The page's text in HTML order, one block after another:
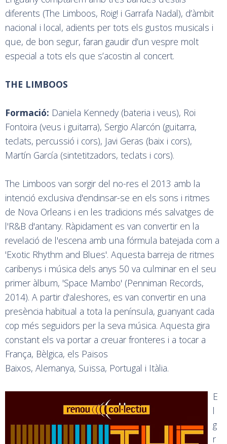
diferents (The Limboos, Roig! i Garrafa Nadal), d’àmbit
nacional i local, adients per tots els gustos musicals i
que, de bon segur, faran gaudir d’un vespre molt
especial a tots els que s’acostin al concert.
THE LIMBOOS
Formació: Daniela Kennedy (bateria i veus), Roi
Fontoira (veus i guitarra), Sergio Alarcón (guitarra,
teclats, percussió i cors), Javi Geras (baix i cors),
Martín García (sintetitzadors, teclats i cors).
The Limboos van sorgir del no-res el 2013 amb la
intenció exclusiva d'endinsar-se en els sons i ritmes
de Nova Orleans i en les tradicions més salvatges de
l'R&B d'antany. Ràpidament es van convertir en la
revelació de l'escena amb una fórmula batejada com a
'Exotic Rhythm and Blues'. Aquesta barreja de ritmes
caribenys i música dels anys 50 va culminar en el seu
primer àlbum, 'Space Mambo' (Penniman Records,
2014). A partir d'aleshores, es van convertir en una
presència habitual a tota la península, guanyant cada
cop més seguidors per la seva música. Aquesta gira
constant els va portar a creuar fronteres i a tocar a
França, Bèlgica, els Països
Baixos, Alemanya, Suïssa, Portugal i Itàlia.
E
l
g
r